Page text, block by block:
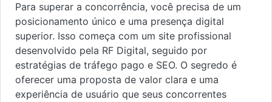
Para superar a concorrência, você precisa de um
posicionamento único e uma presença digital
superior. Isso começa com um site profissional
desenvolvido pela RF Digital, seguido por
estratégias de tráfego pago e SEO. O segredo é
oferecer uma proposta de valor clara e uma
experiência de usuário que seus concorrentes